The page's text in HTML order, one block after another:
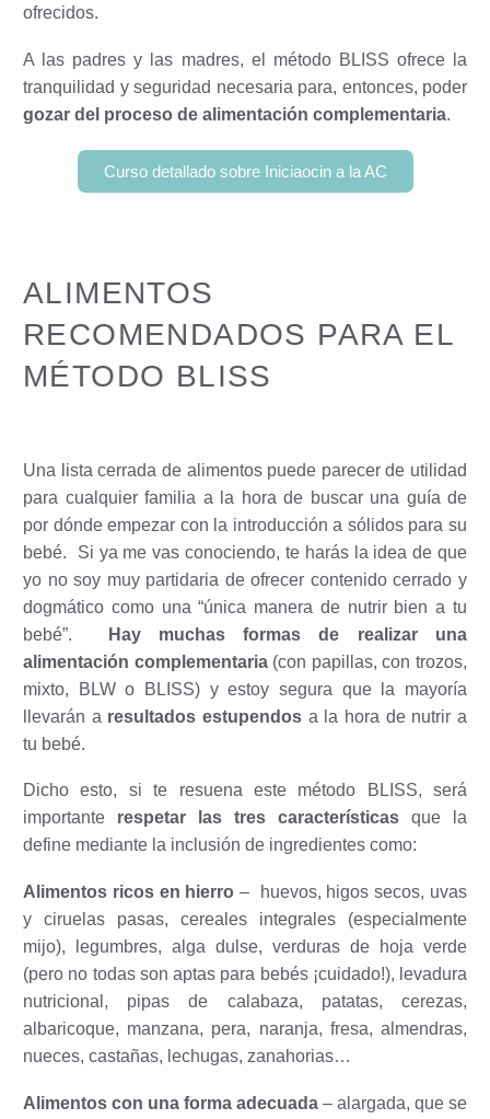
ofrecidos.
A las padres y las madres, el método BLISS ofrece la
tranquilidad y seguridad necesaria para, entonces, poder
gozar del proceso de alimentación complementaria.
Curso detallado sobre Iniciaocin a la AC
ALIMENTOS
RECOMENDADOS PARA EL
MÉTODO BLISS
Una lista cerrada de alimentos puede parecer de utilidad
para cualquier familia a la hora de buscar una guía de
por dónde empezar con la introducción a sólidos para su
bebé.
Si ya me vas conociendo, te harás la idea de que
yo no soy muy partidaria de ofrecer contenido cerrado y
dogmático como una “única manera de nutrir bien a tu
bebé”.
Hay muchas formas de realizar una
alimentación complementaria(con papillas, con trozos,
mixto, BLW o BLISS) y estoy segura que la mayoría
llevarán a resultados estupendos a la hora de nutrir a
tu bebé.
Dicho esto, si te resuena este método BLISS, será
importante respetar las tres características que la
define mediante la inclusión de ingredientes como:
Alimentos ricos en hierro –
huevos, higos secos, uvas
y ciruelas pasas, cereales integrales (especialmente
mijo), legumbres, alga dulse, verduras de hoja verde
(pero no todas son aptas para bebés ¡cuidado!), levadura
nutricional, pipas de calabaza, patatas, cerezas,
albaricoque, manzana, pera, naranja, fresa, almendras,
nueces, castañas, lechugas, zanahorias…
Alimentos con una forma adecuada – alargada, que se